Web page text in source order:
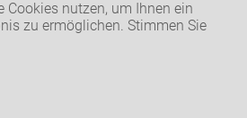
Cookies nutzen, um Ihnen ein
zu ermöglichen. Stimmen Sie